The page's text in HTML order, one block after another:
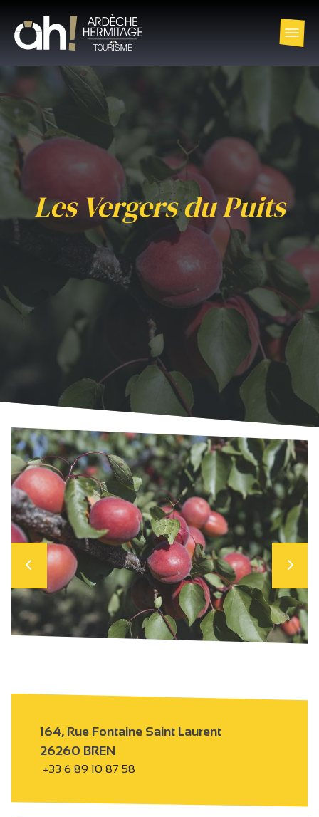
Les Vergers du Puits
164, Rue Fontaine Saint Laurent
26260 BREN
+33 6 89 10 87 58